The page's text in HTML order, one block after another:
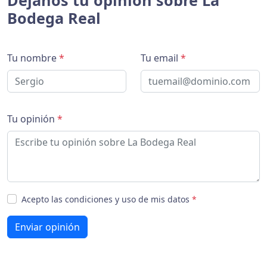
Bodega Real
Tu nombre* Tu email *
Tu opinión *
Acepto las condiciones y uso de mis datos *
Enviar opinión